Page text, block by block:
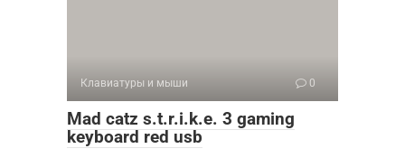
Клавиатуры и мыши 0
Mad catz s.t.r.i.k.e. 3 gaming
keyboard red usb